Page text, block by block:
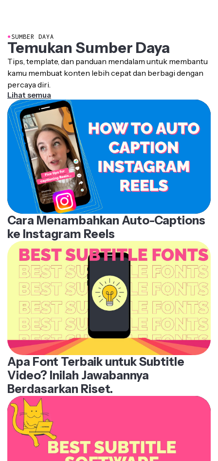
Subtitle bisa ditambahkan langsung ke video atau
diunduh sebagai file SRT atau VTT terpisah yang
ditampilkan platform dan pemutar video kompatibel
saat pemutaran.
●SUMBER DAYA
Temukan Sumber Daya
Tips, template, dan panduan mendalam untuk membantu
kamu membuat konten lebih cepat dan berbagi dengan
percaya diri.
Lihat semua
Cara Menambahkan Auto-Captions
ke Instagram Reels
Apa Font Terbaik untuk Subtitle
Video? Inilah Jawabannya
Berdasarkan Riset.